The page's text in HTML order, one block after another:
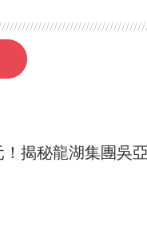
揭秘龍湖集團吳